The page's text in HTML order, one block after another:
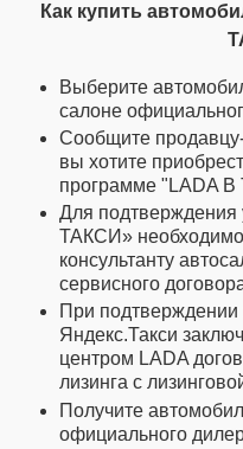
Как купить
Выберите
салоне
Сообщите продавцу-
вы хотите
программе "LADA
Для подтверждения
ТАКСИ» необходимо
консультанту
сервисного
При подтверждении
Яндекс.Такси
центром LADA
лизинга с
Получите
официального